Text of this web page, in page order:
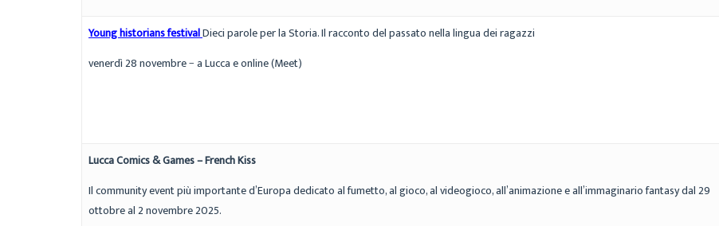
Young historians festivalDieci parole per la Storia. Il racconto del passato nella lingua dei ragazzi
venerdì 28 novembre − a Lucca e online (Meet)
Lucca Comics & Games – French Kiss
Il community event più importante d’Europa dedicato al fumetto, al gioco, al videogioco, all’animazione e all’immaginario fantasy dal 29
ottobre al 2 novembre 2025.